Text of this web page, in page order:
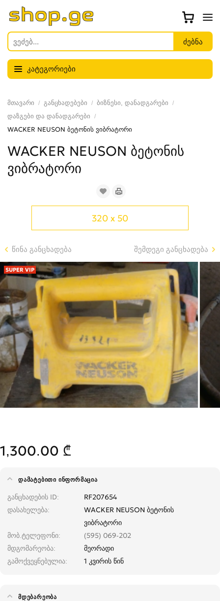
კატეგორიები
მთავარი განცხადებები
ბიზნესი, დანადგარები
დაზგები და დანადგარები
WACKER NEUSON ბეტონის ვიბრატორი
WACKER NEUSON ბეტონის
ვიბრატორი
320 x 50
წინა განცხადება შემდეგი განცხადება
SUPER VIP
1,300.00 ₾
ᲓᲐᲛᲐᲢᲔᲑᲘᲗᲘ ᲘᲜᲤᲝᲠᲛᲐᲪᲘᲐ
განცხადების ID
RF207654
დასახელება
WACKER NEUSON ბეტონის
ვიბრატორი
მობ.ტელეფონი
(595) 069-202
მდგომარეობა
მეორადი
გამოქვეყნებულია
1 კვირის წინ
ᲛᲓᲔᲑᲐᲠᲔᲝᲑᲐ